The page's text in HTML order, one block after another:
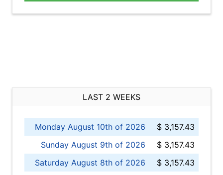
LAST 2 WEEKS
Monday August 10th of 2026
$ 3,157.43
Sunday August 9th of 2026
$ 3,157.43
Saturday August 8th of 2026
$ 3,157.43